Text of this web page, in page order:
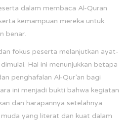
dalam membaca Al-Quran
kemampuan mereka untuk
benar.
fokus peserta melanjutkan ayat-
Hal ini menunjukkan betapa
penghafalan Al-Qur’an bagi
ini menjadi bukti bahwa kegiatan
dan harapannya setelahnya
yang literat dan kuat dalam